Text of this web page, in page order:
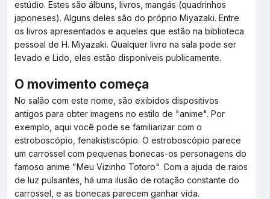
estúdio. Estes são álbuns, livros, mangás (quadrinhos
japoneses). Alguns deles são do próprio Miyazaki. Entre
os livros apresentados e aqueles que estão na biblioteca
pessoal de H. Miyazaki. Qualquer livro na sala pode ser
levado e Lido, eles estão disponíveis publicamente.
O movimento começa
No salão com este nome, são exibidos dispositivos
antigos para obter imagens no estilo de "anime". Por
exemplo, aqui você pode se familiarizar com o
estroboscópio, fenakistiscópio. O estroboscópio parece
um carrossel com pequenas bonecas-os personagens do
famoso anime "Meu Vizinho Totoro". Com a ajuda de raios
de luz pulsantes, há uma ilusão de rotação constante do
carrossel, e as bonecas parecem ganhar vida.